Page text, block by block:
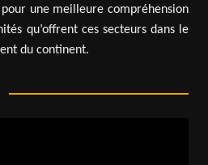
une meilleure compréhension
qu’offrent ces secteurs dans le
du continent.